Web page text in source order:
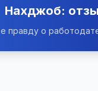
Нахджоб:
правду о